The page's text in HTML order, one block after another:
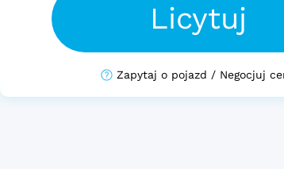
Licytuj
Zapytaj o pojazd / Negocjuj